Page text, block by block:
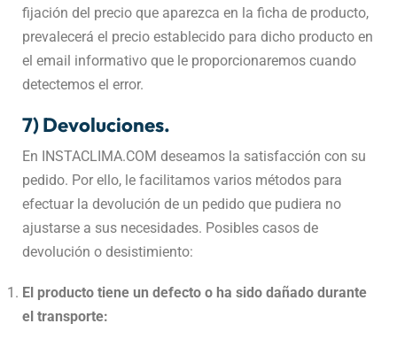
fijación del precio que aparezca en la ficha de producto,
prevalecerá el precio establecido para dicho producto en
el email informativo que le proporcionaremos cuando
detectemos el error.
7) Devoluciones.
En INSTACLIMA.COM deseamos la satisfacción con su
pedido. Por ello, le facilitamos varios métodos para
efectuar la devolución de un pedido que pudiera no
ajustarse a sus necesidades. Posibles casos de
devolución o desistimiento:
El producto tiene un defecto o ha sido dañado durante
el transporte: